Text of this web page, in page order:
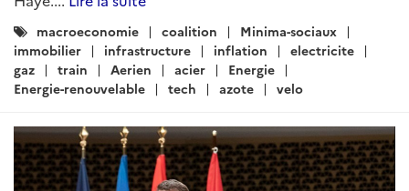
Catégories
:
macroeconomie coalition
Minima-sociaux
immobilier
infrastructure inflation
electricite
gaz
train Aerien acier
Energie
Energie-renouvelable
tech azote velo